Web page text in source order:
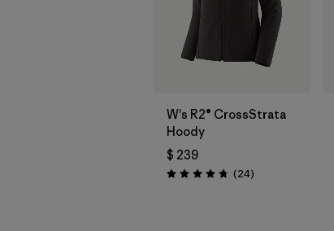
W's R2® CrossStrata
Hoody
$ 239
Valoración: 4.8 / 5
(24Comentarios
)